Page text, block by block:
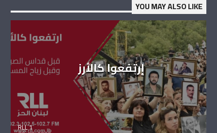
YOU MAY ALSO LIKE
إرتفعوا كالأرز
RLL 1